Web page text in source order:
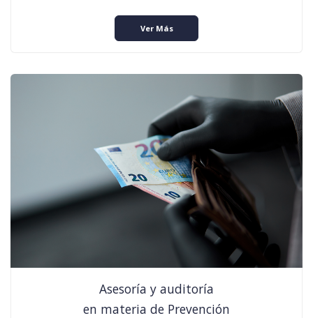
Ver Más
Asesoría y auditoría
en materia de Prevención